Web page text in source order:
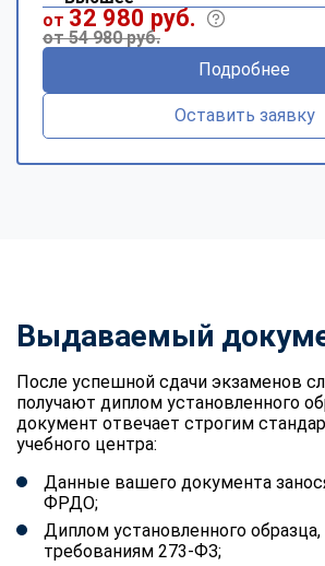
от 32 980 руб.
от 54 980 руб.
Подробнее
Оставить заявку
Выдаваемый
После успешной сдачи экзаменов
получают диплом установленного
документ отвечает строгим
учебного центра:
Данные вашего документа
ФРДО;
Диплом установленного
требованиям 273-ФЗ;